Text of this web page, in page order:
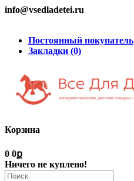
info@vsedladetei.ru
Постоянный покупатель
Закладки (0)
Корзина
0 0ք
Ничего не куплено!